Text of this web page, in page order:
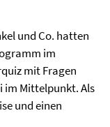
und Co. hatten
im
mit Fragen
im Mittelpunkt. Als
und einen